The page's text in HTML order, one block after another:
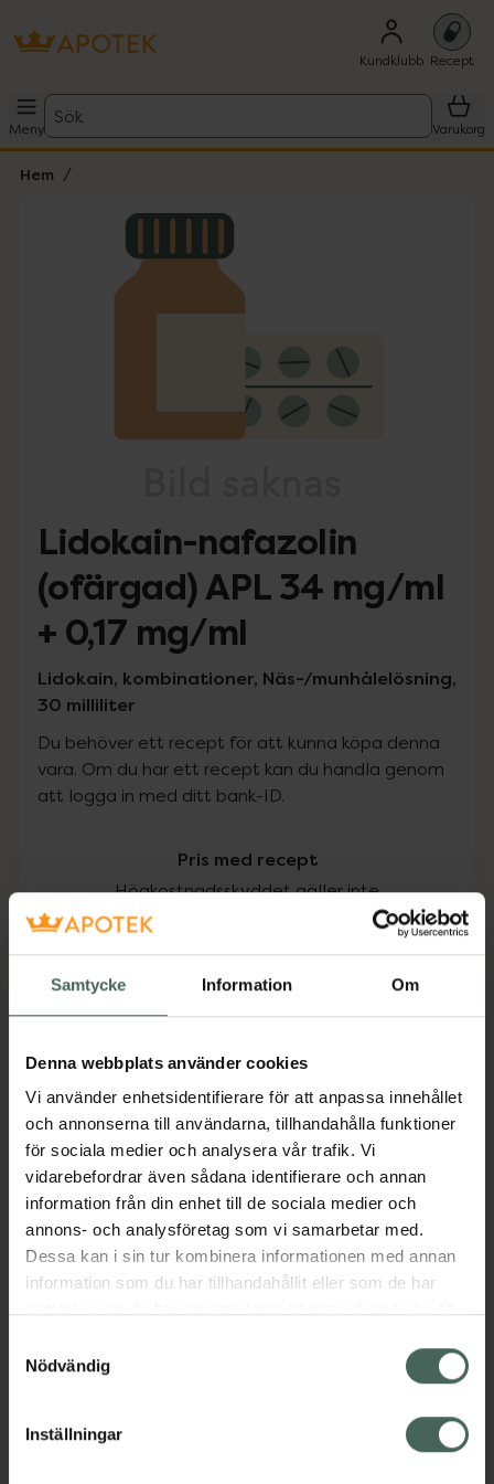
Samtycke Information Om
Denna webbplats använder cookies
Vi använder enhetsidentifierare för att anpassa innehållet
och annonserna till användarna, tillhandahålla funktioner
för sociala medier och analysera vår trafik. Vi
vidarebefordrar även sådana identifierare och annan
information från din enhet till de sociala medier och
annons- och analysföretag som vi samarbetar med.
Dessa kan i sin tur kombinera informationen med annan
information som du har tillhandahållit eller som de har
återkalla ditt samtycke via webbplatsens
cookieinställningar. Ett återkallat samtycke påverkar inte
lagligheten av behandling som skett innan återkallelsen.
Nödvändig
Inställningar
Kundklubb Recept
Meny
Sök
Varukorg
Hem
Lista: . Innehåller 1 objekt.
Lidokain-nafazolin
(ofärgad) APL 34 mg/ml
+ 0,17 mg/ml
Lidokain, kombinationer, Näs-/munhålelösning,
30 milliliter
Du behöver ett recept för att kunna köpa denna
vara. Om du har ett recept kan du handla genom
att logga in med ditt bank-ID.
Pris med recept
Högkostnadsskyddet gäller inte
202 kr
I apotek:202 kr
Aktuella erbjudanden
Beskrivning Dölj
Läs alltid bipacksedeln innan